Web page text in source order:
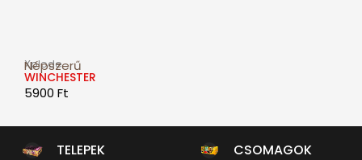
Népszerű
Xplode
WINCHESTER
5900 Ft
TELEPEK CSOMAGOK